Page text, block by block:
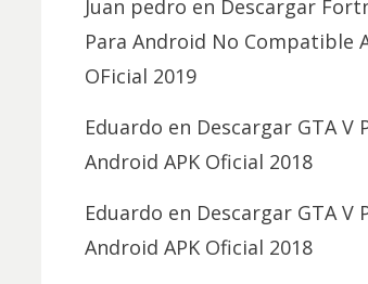
Juan pedro en Descargar
Para Android No Compatible
OFicial 2019
Eduardo en Descargar GTA V
Android APK Oficial 2018
Eduardo en Descargar GTA V
Android APK Oficial 2018